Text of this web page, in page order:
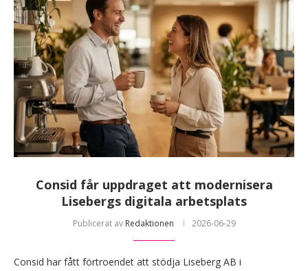
Consid får uppdraget att modernisera
Lisebergs digitala arbetsplats
Publicerat av Redaktionen 2026-06-29
Consid har fått förtroendet att stödja Liseberg AB i